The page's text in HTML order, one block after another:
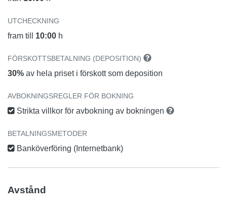
UTCHECKNING
fram till 10:00 h
FÖRSKOTTSBETALNING (DEPOSITION)
30% av hela priset i förskott som deposition
AVBOKNINGSREGLER FÖR BOKNING
Strikta villkor för avbokning av bokningen
BETALNINGSMETODER
Banköverföring (Internetbank)
Avstånd